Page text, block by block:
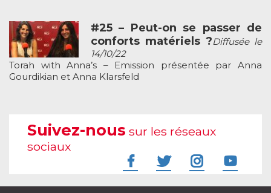
#25 – Peut-on se passer de
conforts matériels ?Diffusée le
14/10/22
Torah with Anna’s – Emission présentée par Anna
Gourdikian et Anna Klarsfeld
Suivez-nous sur les réseaux
sociaux